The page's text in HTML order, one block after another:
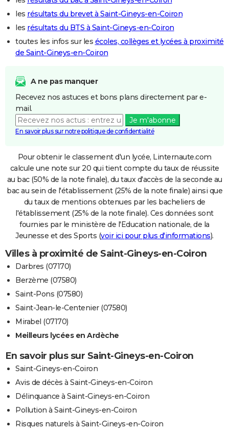
les résultats du brevet à Saint-Gineys-en-Coiron
les résultats du BTS à Saint-Gineys-en-Coiron
toutes les infos sur les écoles, collèges et lycées à proximité
de Saint-Gineys-en-Coiron
A ne pas manquer
Recevez nos astuces et bons plans directement par e-
mail.
Je m'abonne
En savoir plus sur notre politique de confidentialité
Pour obtenir le classement d'un lycée, Linternaute.com
calcule une note sur 20 qui tient compte du taux de réussite
au bac (50% de la note finale), du taux d'accès de la seconde au
bac au sein de l'établissement (25% de la note finale) ainsi que
du taux de mentions obtenues par les bacheliers de
l'établissement (25% de la note finale). Ces données sont
fournies par le ministère de l'Education nationale, de la
Jeunesse et des Sports (voir ici pour plus d'informations).
Villes à proximité de Saint-Gineys-en-Coiron
Darbres (07170)
Berzème (07580)
Saint-Pons (07580)
Saint-Jean-le-Centenier (07580)
Mirabel (07170)
Meilleurs lycées en Ardèche
En savoir plus sur Saint-Gineys-en-Coiron
Saint-Gineys-en-Coiron
Avis de décès à Saint-Gineys-en-Coiron
Délinquance à Saint-Gineys-en-Coiron
Pollution à Saint-Gineys-en-Coiron
Risques naturels à Saint-Gineys-en-Coiron